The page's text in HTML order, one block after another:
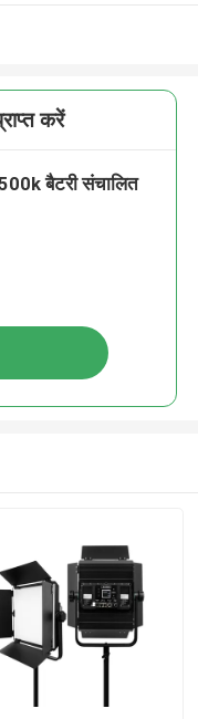
करें
बैटरी संचालित